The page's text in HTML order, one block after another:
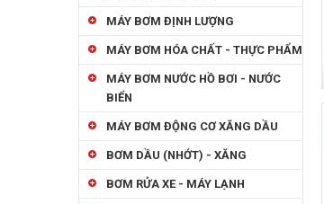
MÁY BƠM ĐỊNH LƯỢNG
MÁY BƠM HÓA CHẤT - THỰC PHẨM
MÁY BƠM NƯỚC HỒ BƠI - NƯỚC
BIỂN
MÁY BƠM ĐỘNG CƠ XĂNG DẦU
BƠM DẦU (NHỚT) - XĂNG
BƠM RỬA XE - MÁY LẠNH